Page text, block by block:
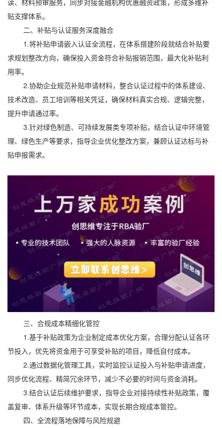
读、材料预审服务，同步对接金融机构优惠融资政策，形成多维补
贴支撑体系。
二、补贴与认证服务深度融合
1.将补贴申请嵌入认证全流程，在体系搭建阶段就结合补贴要
求规划整改方向，确保投入资金符合补贴报销范围，最大化补贴利
用率。
2.协助企业规范补贴申请材料，整合认证过程中的体系建设、
技术改造、员工培训等相关凭证，确保材料真实合规、逻辑完整，
提升申请通过率。
3.针对绿色制造、可持续发展类专项补贴，结合认证中环境管
理、绿色生产等要求，指导企业优化整改方案，兼顾认证达标与补
贴申报需求。
三、合规成本精细化管控
1.基于补贴政策为企业制定成本优化方案，合理分配认证各环
节投入，优先将资金用于可享受补贴的项目，降低自付成本。
2.通过数据化管理工具，实时监控认证投入与补贴申请进度，
同步优化流程、精简冗余环节，减少不必要的时间与资金消耗。
3.结合认证后续维护要求，指导企业对接持续性补贴政策，覆
盖复审、体系升级等环节成本，实现长期合规成本管控。
四、全流程落地保障与风险规避